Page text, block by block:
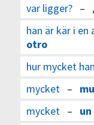
var ligger?–
han är kär i en
otro
hur mycket
mycket –
mycket –